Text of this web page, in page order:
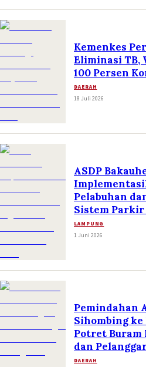
Kemenkes
Eliminasi TB,
100 Persen
DAERAH
18 Juli 2026
ASDP
Pelabuhan
Sistem Parkir
LAMPUNG
1 Juni 2026
Pemindahan
Sihombing ke
Potret Buram
dan
DAERAH